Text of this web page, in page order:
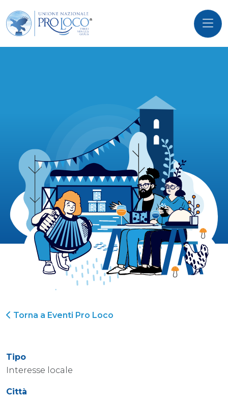
Torna a Eventi Pro Loco
Tipo
Interesse locale
Città